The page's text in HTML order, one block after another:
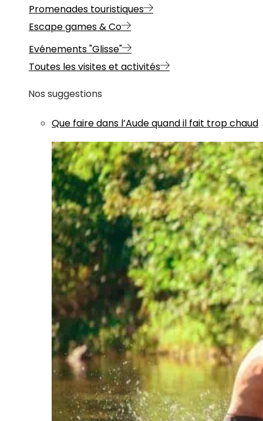
Promenades touristiques
Escape games & Co
Evénements "Glisse"
Toutes les visites et activités
Nos suggestions
Que faire dans l’Aude quand il fait trop chaud